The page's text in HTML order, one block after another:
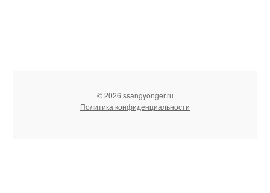
© 2026 ssangyonger.ru
Политика конфиденциальности